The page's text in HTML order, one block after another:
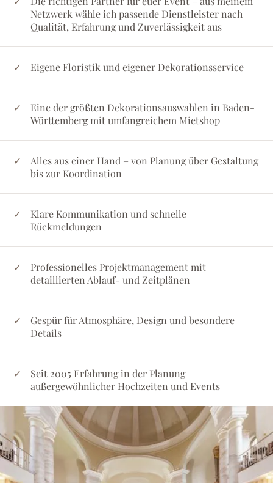
Netzwerk wähle ich passende Dienstleister nach
Qualität, Erfahrung und Zuverlässigkeit aus
Eigene Floristik und eigener Dekorationsservice
Eine der größten Dekorationsauswahlen in Baden-
Württemberg mit umfangreichem Mietshop
Alles aus einer Hand – von Planung über Gestaltung
bis zur Koordination
Klare Kommunikation und schnelle
Rückmeldungen
Professionelles Projektmanagement mit
detaillierten Ablauf- und Zeitplänen
Gespür für Atmosphäre, Design und besondere
Details
Seit 2005 Erfahrung in der Planung
außergewöhnlicher Hochzeiten und Events